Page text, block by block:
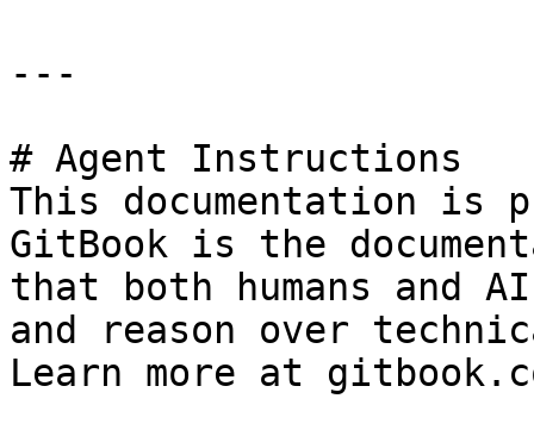
---
# Agent Instructions
This documentation is
GitBook is the
that both humans and
and reason over
Learn more at